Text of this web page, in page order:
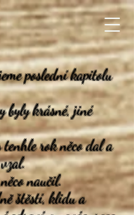
poslední kapitolu
byly krásné, jiné
tenhle rok něco dal a
naučil.
štěstí, klidu a